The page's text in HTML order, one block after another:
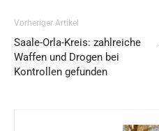
Vorheriger Artikel
Saale-Orla-Kreis: zahlreiche
Waffen und Drogen bei
Kontrollen gefunden